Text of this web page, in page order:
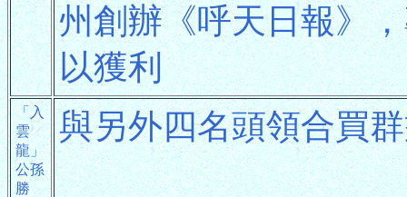
州創辦《呼天日報》
以獲利
「入
雲
龍」
公孫
勝
與另外四名頭領合買